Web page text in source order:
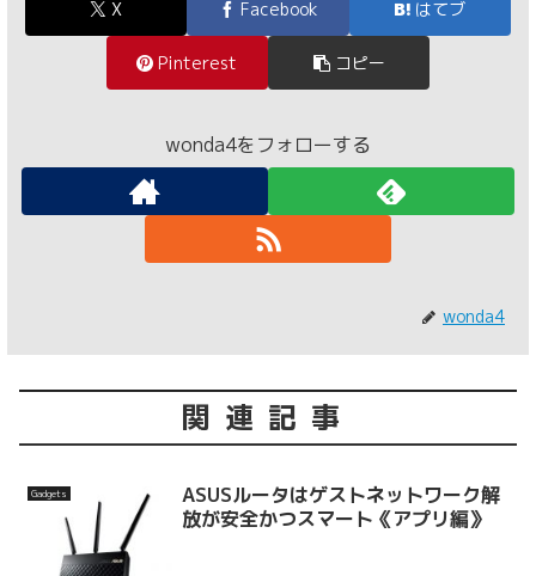
X Facebook はてブ
Pinterest コピー
wonda4をフォローする
wonda4
関連記事
Gadgets
ASUSルータはゲストネットワーク解
放が安全かつスマート《アプリ編》